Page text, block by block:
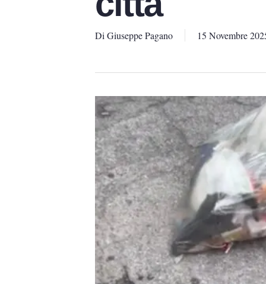
Di Giuseppe Pagano 15 Novembre